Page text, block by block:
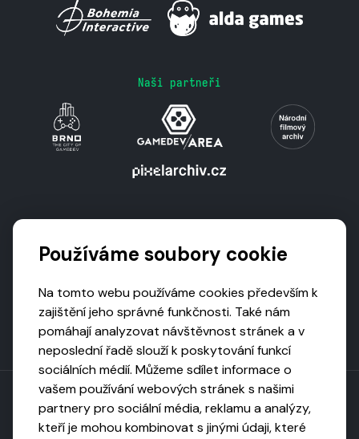
Naši partneři
Používáme soubory cookie
Na tomto webu používáme cookies především k
zajištění jeho správné funkčnosti. Také nám
pomáhají analyzovat návštěvnost stránek a v
neposlední řadě slouží k poskytování funkcí
sociálních médií. Můžeme sdílet informace o
vašem používání webových stránek s našimi
partnery pro sociální média, reklamu a analýzy,
kteří je mohou kombinovat s jinými údaji, které